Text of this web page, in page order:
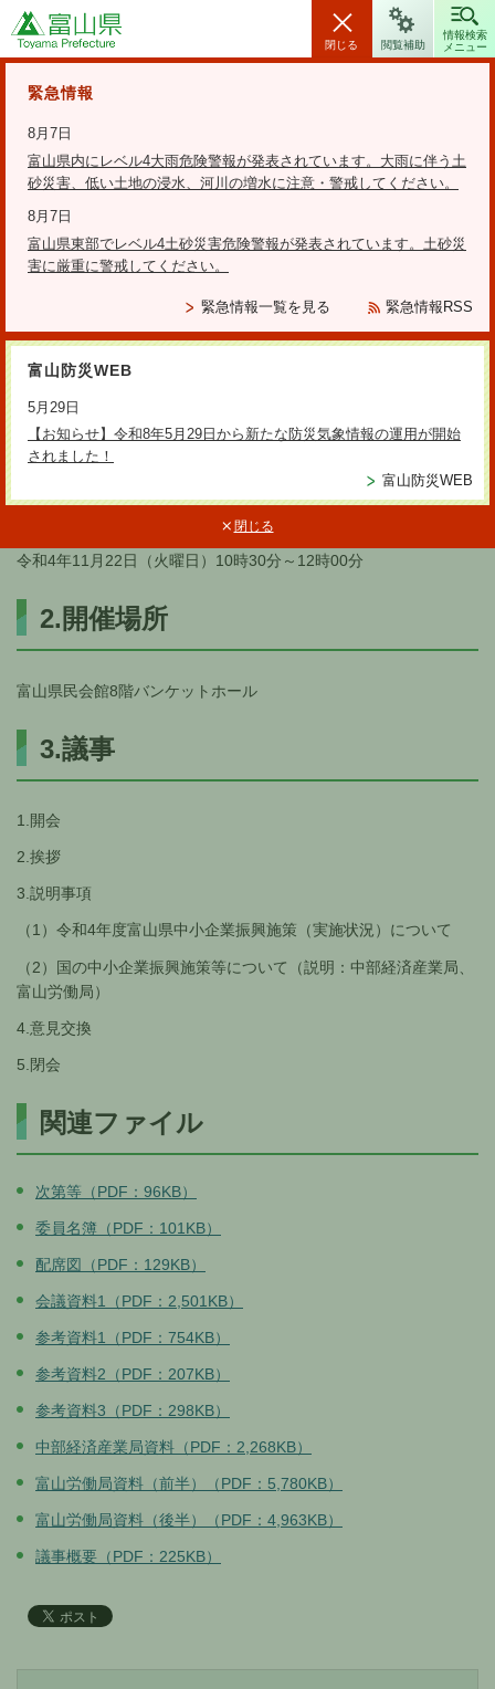
富山県
閉じる 閲覧補助
情報検索
メニュー
緊急情報
8月7日
富山県内にレベル4大雨危険警報が発表されています。大雨に伴う土
砂災害、低い土地の浸水、河川の増水に注意・警戒してください。
8月7日
富山県東部でレベル4土砂災害危険警報が発表されています。土砂災
害に厳重に警戒してください。
緊急情報一覧を見る 緊急情報RSS
富山防災WEB
5月29日
【お知らせ】令和8年5月29日から新たな防災気象情報の運用が開始
されました！
富山防災WEB
閉じる
テーマから探す
令和4年度第1回会議開催概要（令
和4年11月22日）
令和4年11月22日（火曜日）10時30分～12時00分
2.開催場所
富山県民会館8階バンケットホール
3.議事
1.開会
2.挨拶
3.説明事項
（1）令和4年度富山県中小企業振興施策（実施状況）について
（2）国の中小企業振興施策等について（説明：中部経済産業局、
富山労働局）
4.意見交換
5.閉会
関連ファイル
次第等（PDF：96KB）
委員名簿（PDF：101KB）
配席図（PDF：129KB）
会議資料1（PDF：2,501KB）
参考資料1（PDF：754KB）
参考資料2（PDF：207KB）
参考資料3（PDF：298KB）
中部経済産業局資料（PDF：2,268KB）
富山労働局資料（前半）（PDF：5,780KB）
富山労働局資料（後半）（PDF：4,963KB）
議事概要（PDF：225KB）